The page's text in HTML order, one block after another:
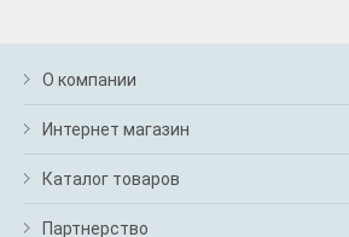
О компании
Интернет магазин
Каталог товаров
Партнерство